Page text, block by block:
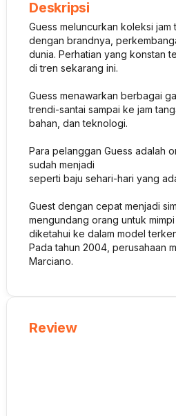
Deskripsi
Guess meluncurkan koleksi
dengan brandnya,
dunia. Perhatian yang konstan
di tren sekarang ini.
Guess menawarkan berbagai
trendi-santai sampai ke jam
bahan, dan teknologi.
Para pelanggan Guess adalah
sudah menjadi
seperti baju sehari-hari yang
Guest dengan cepat menjadi
mengundang orang untuk
diketahui ke dalam model
Pada tahun 2004, perusahaan
Marciano.
Review